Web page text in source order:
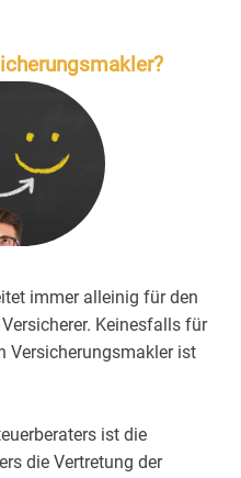
immer alleinig für den
Keinesfalls für
Versicherungsmakler ist
ist die
die Vertretung der